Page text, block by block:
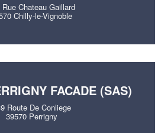
Rue Chateau Gaillard
Chilly-le-Vignoble
FACADE (SAS)
Route De Conliege
39570 Perrigny